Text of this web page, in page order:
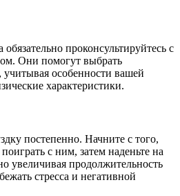
проконсультируйтесь с
Они помогут выбрать
особенности вашей
характеристики.
постепенно. Начните с того,
с ним, затем наденьте на
увеличивая продолжительность
стресса и негативной